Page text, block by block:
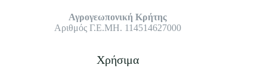
Αγρογεωπονική Κρήτης
Αριθμός Γ.Ε.ΜΗ. 114514627000
Χρήσιμα